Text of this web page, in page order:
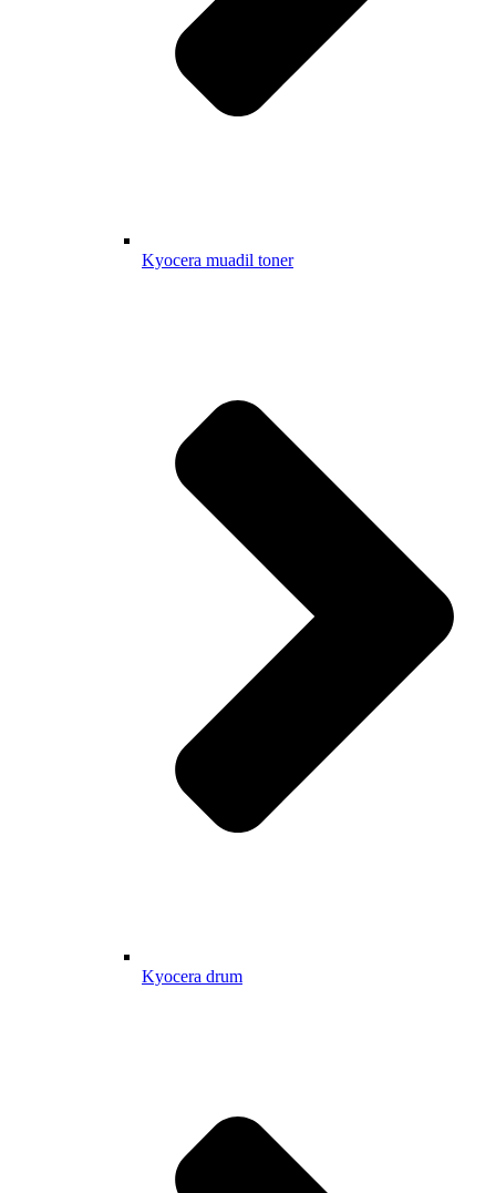
Kyocera muadil toner
Kyocera drum